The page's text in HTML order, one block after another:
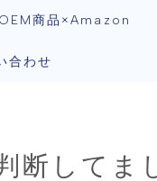
OEM商品×Amazon
合わせ
断してま